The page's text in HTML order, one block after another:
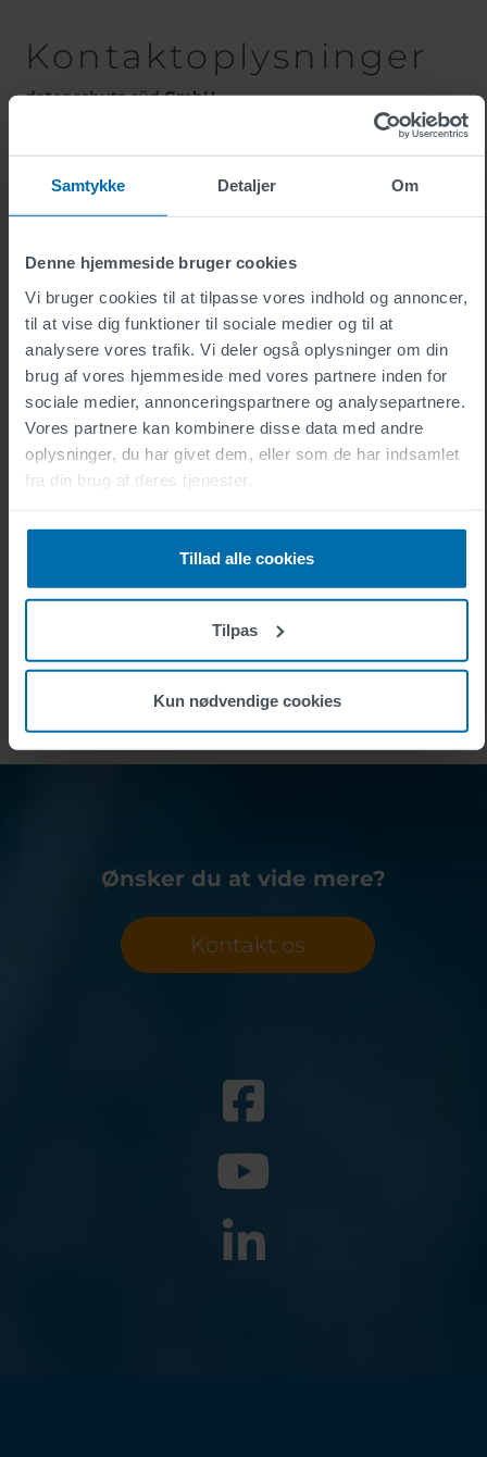
Samtykke Detaljer Om
Denne hjemmeside bruger cookies
Vi bruger cookies til at tilpasse vores indhold og annoncer,
til at vise dig funktioner til sociale medier og til at
analysere vores trafik. Vi deler også oplysninger om din
brug af vores hjemmeside med vores partnere inden for
sociale medier, annonceringspartnere og analysepartnere.
Vores partnere kan kombinere disse data med andre
oplysninger, du har givet dem, eller som de har indsamlet
fra din brug af deres tjenester.
Tillad alle cookies
Tilpas
Kun nødvendige cookies
Kontaktoplysninger
datenschutz süd GmbH
FIRST PRIVACY GmbH
Konsul-Smidt-Straße 88
D-28217 Bremen
Tlf .: +49 421 696 632 80
office@first-privacy.com
Ønsker du at vide mere?
Kontakt os